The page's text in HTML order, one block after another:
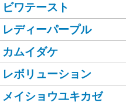
ビワテースト
レディーパープル
カムイダケ
レボリューション
メイショウユキカゼ